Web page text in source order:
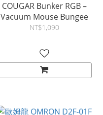
COUGAR Bunker RGB –
Vacuum Mouse Bungee
NT$1,090